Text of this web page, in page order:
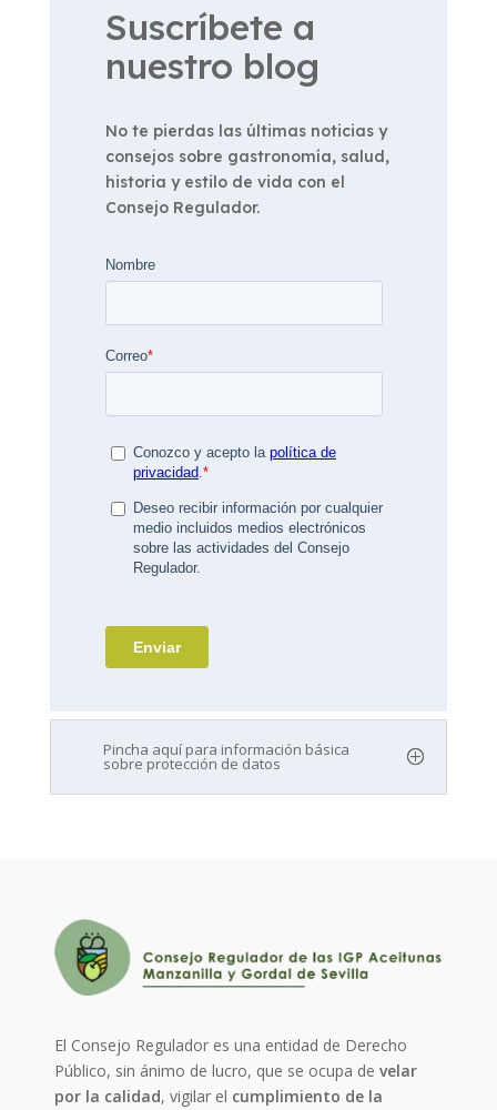
Suscríbete a
nuestro blog
No te pierdas las últimas noticias y
consejos sobre gastronomía, salud,
historia y estilo de vida con el
Consejo Regulador.
Pincha aquí para información básica
sobre protección de datos
El Consejo Regulador es una entidad de Derecho
Público, sin ánimo de lucro, que se ocupa develar
por la calidad, vigilar el cumplimiento de la